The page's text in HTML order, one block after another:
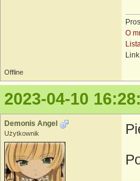
O
Offline
2023-04-10
Demonis Angel
Użytkownik